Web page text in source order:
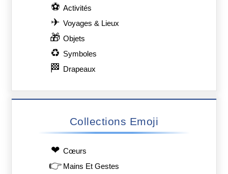
⚽ Activités
✈ Voyages & Lieux
🎁 Objets
♻ Symboles
🏁 Drapeaux
Collections Emoji
❤ Сœurs
👉 Mains Et Gestes